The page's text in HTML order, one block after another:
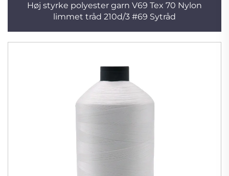
Høj styrke polyester garn V69 Tex 70 Nylon
limmet tråd 210d/3 #69 Sytråd